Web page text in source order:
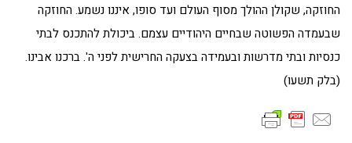
החוזקה, שקולן ההולך מסוף העולם ועד סופו, איננו נשמע. החוזקה
שבעמדה הפשוטה שבחיים היהודיים עצמם. ביכולת להתכנס לבתי
כנסיות ובתי מדרשות ובעמידה בצעקה החרישית לפני ה'. ברכנו אבינו.
(בלק תשעו)